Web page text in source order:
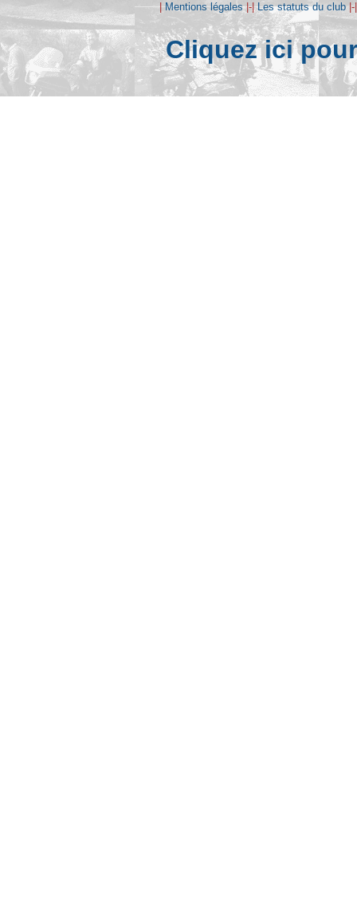
|Mentions légales|-|Les statuts du club
Cliquez ici